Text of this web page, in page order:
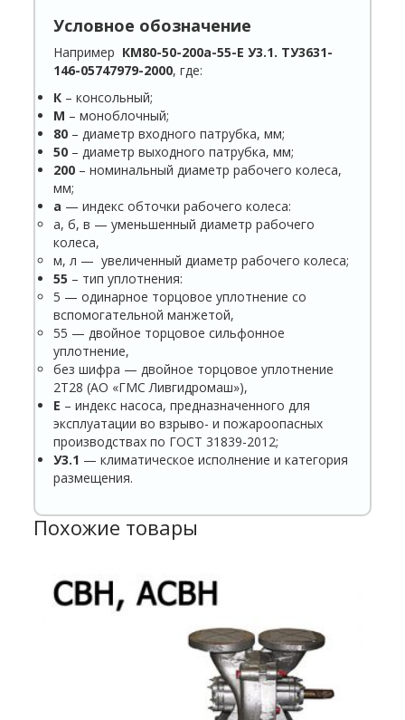
Условное обозначение
Например КМ80-50-200а-55-Е У3.1. ТУ3631-
146-05747979-2000, где:
К – консольный;
М – моноблочный;
80 – диаметр входного патрубка, мм;
50 – диаметр выходного патрубка, мм;
200 – номинальный диаметр рабочего колеса,
мм;
а — индекс обточки рабочего колеса:
а, б, в — уменьшенный диаметр рабочего
колеса,
м, л — увеличенный диаметр рабочего колеса;
55 – тип уплотнения:
5 — одинарное торцовое уплотнение со
вспомогательной манжетой,
55 — двойное торцовое сильфонное
уплотнение,
без шифра — двойное торцовое уплотнение
2Т28 (АО «ГМС Ливгидромаш»),
Е – индекс насоса, предназначенного для
эксплуатации во взрыво- и пожароопасных
производствах по ГОСТ 31839-2012;
У3.1 — климатическое исполнение и категория
размещения.
Похожие товары